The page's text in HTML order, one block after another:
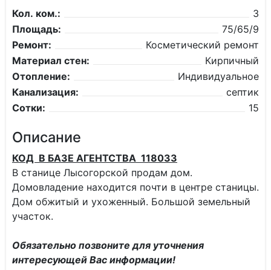
Кол. ком.:
3
Площадь:
75/65/9
Ремонт:
Косметический ремонт
Материал стен:
Кирпичный
Отопление:
Индивидуальное
Канализация:
септик
Сотки:
15
Описание
КОД В БАЗЕ АГЕНТСТВА 118033
В станице Лысогорской продам дом.
Домовладение находится почти в центре станицы.
Дом обжитый и ухоженный. Большой земельный
участок.
Обязательно позвоните для уточнения
интересующей Вас информации!